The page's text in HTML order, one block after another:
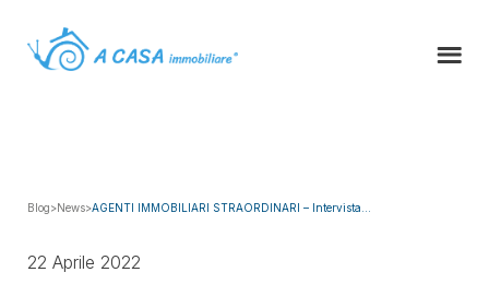
Blog>News>AGENTI IMMOBILIARI STRAORDINARI – Intervista...
22 Aprile 2022